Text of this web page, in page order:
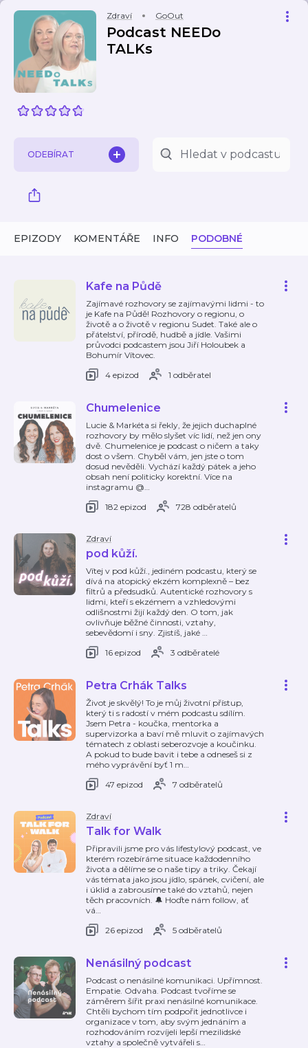
Zdraví GoOut
Podcast NEEDo
TALKs
ODEBÍRAT
EPIZODY KOMENTÁŘE INFO PODOBNÉ
Kafe na Půdě
Zajímavé rozhovory se zajímavými lidmi - to
je Kafe na Půdě! Rozhovory o regionu, o
životě a o životě v regionu Sudet. Také ale o
přátelství, přírodě, hudbě a jídle. Vašimi
průvodci podcastem jsou Jiří Holoubek a
Bohumír Vítovec.
4 epizod
1 odběratel
Chumelenice
Lucie & Markéta si řekly, že jejich duchaplné
rozhovory by mělo slyšet víc lidí, než jen ony
dvě. Chumelenice je podcast o ničem a taky
dost o všem. Chyběl vám, jen jste o tom
dosud nevěděli. Vychází každý pátek a jeho
obsah není politicky korektní. Více na
instagramu @…
182 epizod
728 odběratelů
Zdraví
pod kůží.
Vítej v pod kůží., jediném podcastu, který se
dívá na atopický ekzém komplexně – bez
filtrů a předsudků. Autentické rozhovory s
lidmi, kteří s ekzémem a vzhledovými
odlišnostmi žijí každý den. O tom, jak
ovlivňuje běžné činnosti, vztahy,
sebevědomí i sny. Zjistíš, jaké …
16 epizod
3 odběratelé
Petra Crhák Talks
Život je skvělý! To je můj životní přístup,
který ti s radostí v mém podcastu sdílím.
Jsem Petra - koučka, mentorka a
supervizorka a baví mě mluvit o zajímavých
tématech z oblasti seberozvoje a koučinku.
A pokud to bude bavit i tebe a odneseš si z
mého vyprávění byť 1 m…
47 epizod
7 odběratelů
Zdraví
Talk for Walk
Připravili jsme pro vás lifestylový podcast, ve
kterém rozebíráme situace každodenního
života a dělíme se o naše tipy a triky. Čekají
vás témata jako jsou jídlo, spánek, cvičení, ale
i úklid a zabrousíme také do vztahů, nejen
těch pracovních. 🔔 Hoďte nám follow, ať
vá…
26 epizod
5 odběratelů
Nenásilný podcast
Podcast o nenásilné komunikaci. Upřímnost.
Empatie. Odvaha. Podcast tvoříme se
záměrem šířit praxi nenásilné komunikace.
Chtěli bychom tím podpořit jednotlivce i
organizace v tom, aby svým jednáním a
rozhodováním rozvíjeli lepší mezilidské
vztahy a společně vytvářeli s…